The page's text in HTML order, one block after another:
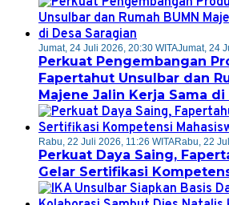
Jumat, 24 Juli 2026, 20:30 WITAJumat, 24
Perkuat Pengembangan
Fapertahut Unsulbar dan
Majene Jalin Kerja Sama di
Rabu, 22 Juli 2026, 11:26 WITARabu, 22
Perkuat Daya Saing,
Gelar Sertifikasi